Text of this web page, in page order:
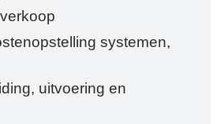
systemen,
uitvoering en